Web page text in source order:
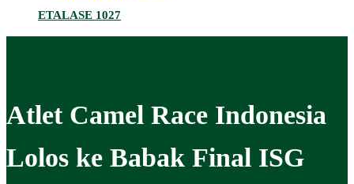
ETALASE 1027
Atlet Camel Race Indonesia
Lolos ke Babak Final ISG